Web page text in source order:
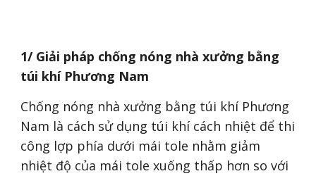
1/ Giải pháp chống nóng nhà xưởng bằng
túi khí Phương Nam
Chống nóng nhà xưởng bằng túi khí Phương
Nam là cách sử dụng túi khí cách nhiệt để thi
công lợp phía dưới mái tole nhằm giảm
nhiệt độ của mái tole xuống thấp hơn so với